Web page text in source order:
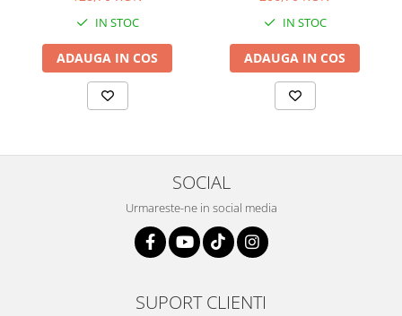
IN STOC
ADAUGA IN COS
IN STOC
ADAUGA IN COS
SOCIAL
Urmareste-ne in social media
SUPORT CLIENTI